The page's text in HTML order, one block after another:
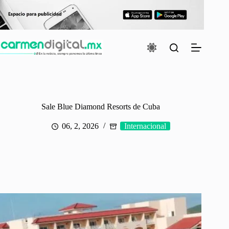
Saltar
al
contenido
Sale Blue Diamond Resorts de Cuba
06, 2, 2026 Internacional